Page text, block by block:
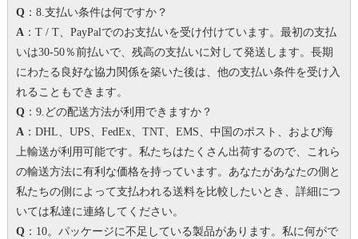
Q：8.支払い条件は何ですか？
A：T / T、PayPalでのお支払いを受け付けています。 最初の支払
いは30-50％前払いで、残高の支払いに対して発送します。 長期
にわたる良好な協力関係を築いた後は、他の支払い条件を受け入
れることもできます。
Q：9.どの配送方法が利用できますか？
A：DHL、UPS、FedEx、TNT、EMS、中国のポスト、および海
上輸送が利用可能です。私たちはたくさん出荷するので、これら
の輸送方法に有利な価格を持っています。 あなたがあなたの側と
私たちの側によって支払われる送料を比較したいとき、詳細につ
いては私達に連絡してください。
Q：10。パッケージに不足している製品があります。 私に何がで